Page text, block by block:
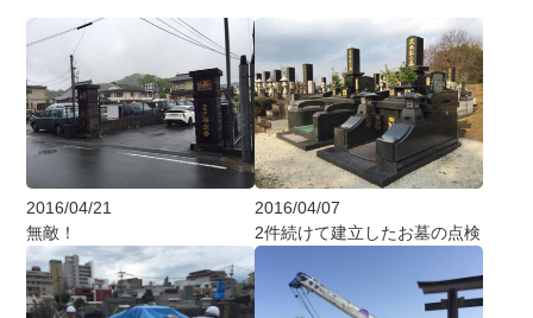
2016/04/21
無敵！
2016/04/07
2件続けて建立したお墓の点検